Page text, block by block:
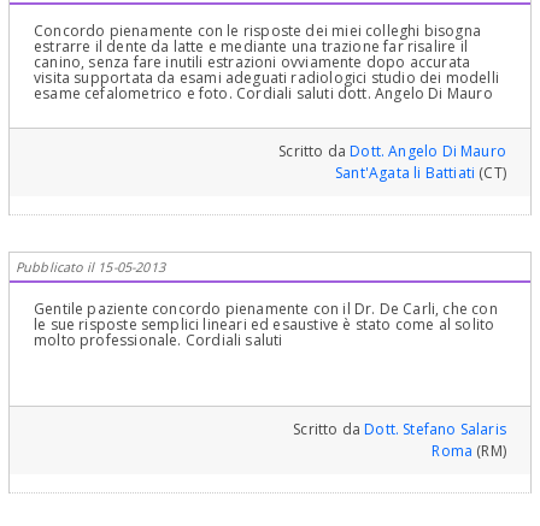
Concordo pienamente con le risposte dei miei colleghi bisogna
estrarre il dente da latte e mediante una trazione far risalire il
canino, senza fare inutili estrazioni ovviamente dopo accurata
visita supportata da esami adeguati radiologici studio dei modelli
esame cefalometrico e foto. Cordiali saluti dott. Angelo Di Mauro
Scritto daDott. Angelo Di Mauro
Sant'Agata li Battiati (CT)
Pubblicato il 15-05-2013
Gentile paziente concordo pienamente con il Dr. De Carli, che con
le sue risposte semplici lineari ed esaustive è stato come al solito
molto professionale. Cordiali saluti
Scritto daDott. Stefano Salaris
Roma (RM)